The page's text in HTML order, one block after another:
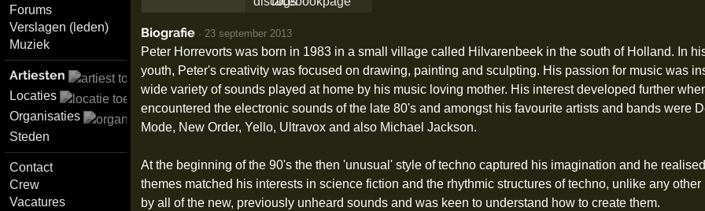
Forums
Verslagen (leden)
Muziek
Artiesten
Locaties
Organisaties
Steden
Contact
Crew
Vacatures
Biografie · 23 september 2013
Peter Horrevorts was born in 1983 in a small village called Hilvarenbeek in the south of Holland. In
youth, Peter's creativity was focused on drawing, painting and sculpting. His passion for music was
wide variety of sounds played at home by his music loving mother. His interest developed further
encountered the electronic sounds of the late 80's and amongst his favourite artists and bands were
Mode, New Order, Yello, Ultravox and also Michael Jackson.
At the beginning of the 90's the then 'unusual' style of techno captured his imagination and he
themes matched his interests in science fiction and the rhythmic structures of techno, unlike any
by all of the new, previously unheard sounds and was keen to understand how to create them.